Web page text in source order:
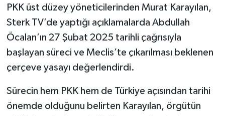
PKK üst düzey yöneticilerinden Murat Karayılan,
Sterk TV’de yaptığı açıklamalarda Abdullah
Öcalan’ın 27 Şubat 2025 tarihli çağrısıyla
başlayan süreci ve Meclis’te çıkarılması beklenen
çerçeve yasayı değerlendirdi.
Sürecin hem PKK hem de Türkiye açısından tarihi
önemde olduğunu belirten Karayılan, örgütün